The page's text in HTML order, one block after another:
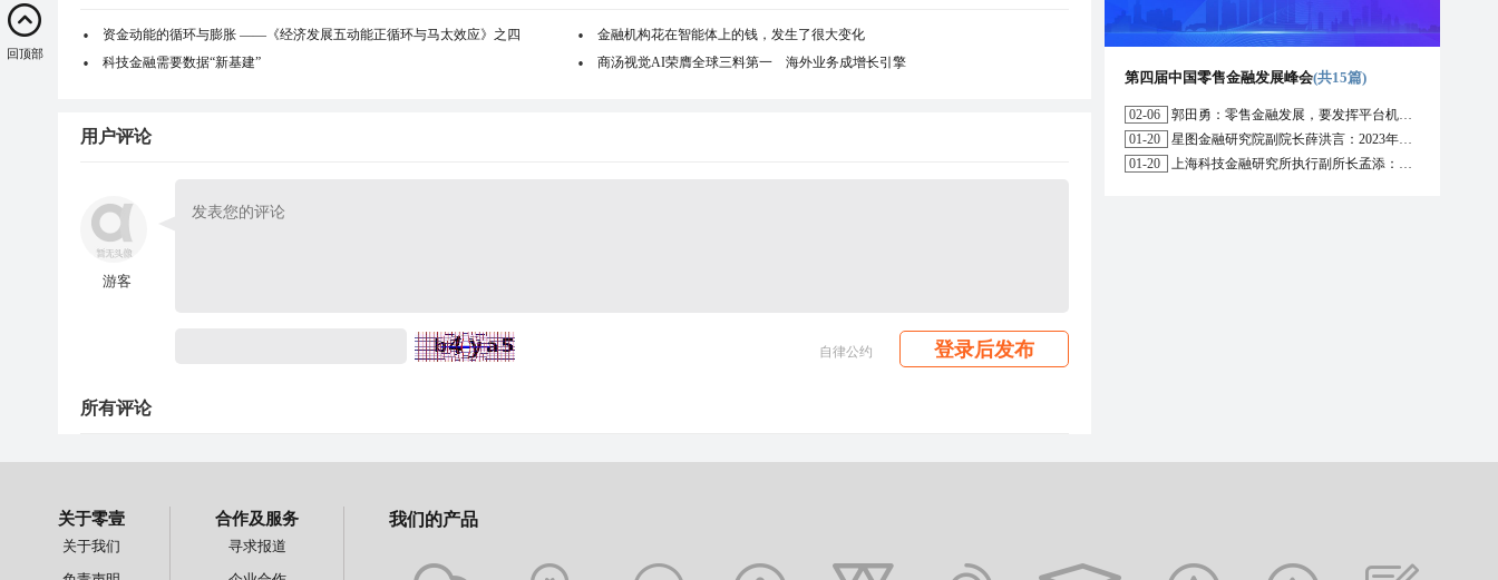
资金动能的循环与膨胀 ——《经济发展五动能正循环与马太效应》之四
金融机构花在智能体上的钱，发生了很大变化
科技金融需要数据“新基建”
商汤视觉AI荣膺全球三料第一 海外业务成增长引擎
用户评论
游客
自律公约 登录后发布
所有评论
第四届中国零售金融发展峰会(共15篇)
02-06
郭田勇：零售金融发展，要发挥平台机构的作用
01-20
星图金融研究院副院长薛洪言：2023年消费信贷或迎来新起点
01-20
上海科技金融研究所执行副所长孟添：开放银行与嵌入式金融为数字普惠金融带来更大发展空间
回顶部
关于零壹
关于我们
合作及服务
寻求报道
我们的产品